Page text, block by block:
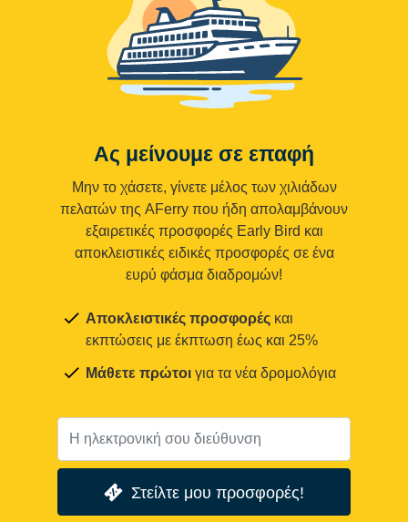
Ας μείνουμε σε επαφή
Μην το χάσετε, γίνετε μέλος των χιλιάδων
πελατών της AFerry που ήδη απολαμβάνουν
εξαιρετικές προσφορές Early Bird και
αποκλειστικές ειδικές προσφορές σε ένα
ευρύ φάσμα διαδρομών!
Αποκλειστικές προσφορές και
εκπτώσεις με έκπτωση έως και 25%
Μάθετε πρώτοι για τα νέα δρομολόγια
Στείλτε μου προσφορές!